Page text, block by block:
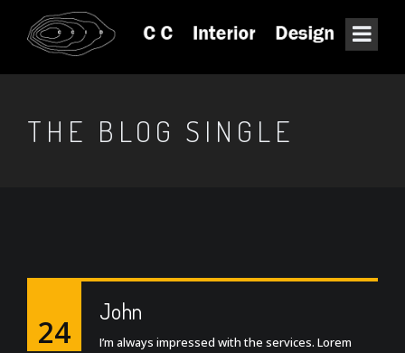
THE BLOG SINGLE
24
John
I’m always impressed with the services. Lorem